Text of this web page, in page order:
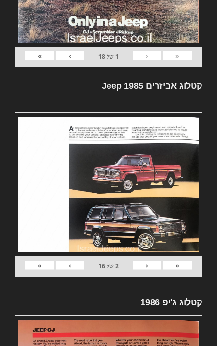
«
‹
1 של18
›
»
קטלוג אביזרים Jeep 1985
«
‹
2של16
›
»
קטלוג ג'יפ 1986